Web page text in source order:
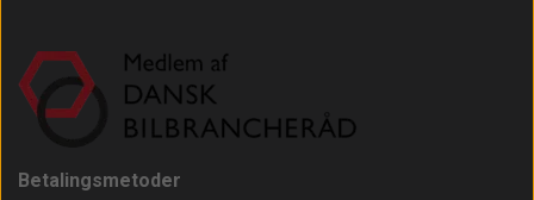
Betalingsmetoder